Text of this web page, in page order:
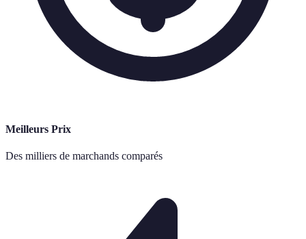
Meilleurs Prix
Des milliers de marchands comparés